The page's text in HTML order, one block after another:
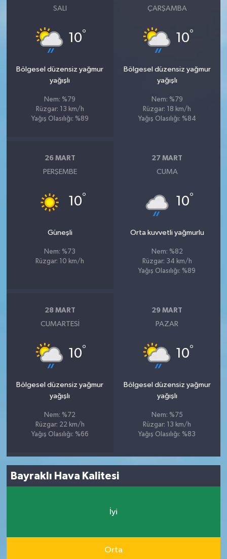
SALI
10°
Bölgesel düzensiz yağmur
yağışlı
Nem: %79
Rüzgar: 13 km/h
Yağış Olasılığı: %89
ÇARŞAMBA
10°
Bölgesel düzensiz yağmur
yağışlı
Nem: %79
Rüzgar: 18 km/h
Yağış Olasılığı: %84
26 MART
PERŞEMBE
10°
Güneşli
Nem: %73
Rüzgar: 10 km/h
27 MART
CUMA
10°
Orta kuvvetli yağmurlu
Nem: %82
Rüzgar: 34 km/h
Yağış Olasılığı: %89
28 MART
CUMARTESI
10°
Bölgesel düzensiz yağmur
yağışlı
Nem: %72
Rüzgar: 22 km/h
Yağış Olasılığı: %66
29 MART
PAZAR
10°
Bölgesel düzensiz yağmur
yağışlı
Nem: %75
Rüzgar: 13 km/h
Yağış Olasılığı: %83
Bayraklı Hava Kalitesi
İyi
Orta